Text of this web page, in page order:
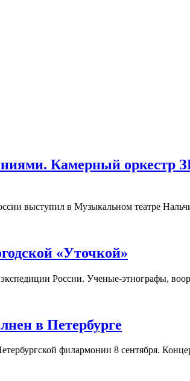
Камерный оркестр
выступил в Музыкальном театре
«Уточкой»
экспедиции России. Ученые-этнографы,
в Петербурге
филармонии 8 сентября.